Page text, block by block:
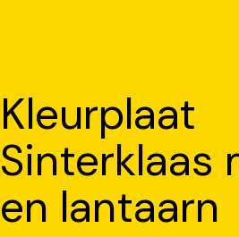
Kleurplaat
Sinterklaas
en lantaarn